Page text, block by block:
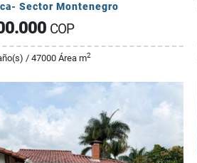
Sector Montenegro
COP
/ 47000 Área m2